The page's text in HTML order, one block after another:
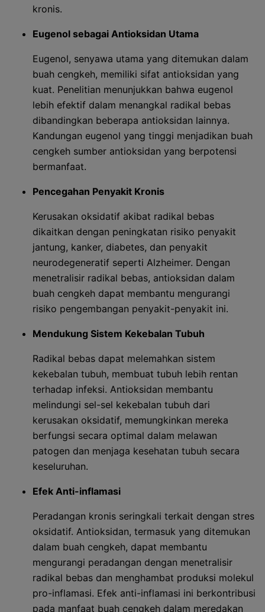
kronis.
Eugenol sebagai Antioksidan Utama
Eugenol, senyawa utama yang ditemukan dalam
buah cengkeh, memiliki sifat antioksidan yang
kuat. Penelitian menunjukkan bahwa eugenol
lebih efektif dalam menangkal radikal bebas
dibandingkan beberapa antioksidan lainnya.
Kandungan eugenol yang tinggi menjadikan buah
cengkeh sumber antioksidan yang berpotensi
bermanfaat.
Pencegahan Penyakit Kronis
Kerusakan oksidatif akibat radikal bebas
dikaitkan dengan peningkatan risiko penyakit
jantung, kanker, diabetes, dan penyakit
neurodegeneratif seperti Alzheimer. Dengan
menetralisir radikal bebas, antioksidan dalam
buah cengkeh dapat membantu mengurangi
risiko pengembangan penyakit-penyakit ini.
Mendukung Sistem Kekebalan Tubuh
Radikal bebas dapat melemahkan sistem
kekebalan tubuh, membuat tubuh lebih rentan
terhadap infeksi. Antioksidan membantu
melindungi sel-sel kekebalan tubuh dari
kerusakan oksidatif, memungkinkan mereka
berfungsi secara optimal dalam melawan
patogen dan menjaga kesehatan tubuh secara
keseluruhan.
Efek Anti-inflamasi
Peradangan kronis seringkali terkait dengan stres
oksidatif. Antioksidan, termasuk yang ditemukan
dalam buah cengkeh, dapat membantu
mengurangi peradangan dengan menetralisir
radikal bebas dan menghambat produksi molekul
pro-inflamasi. Efek anti-inflamasi ini berkontribusi
pada manfaat buah cengkeh dalam meredakan